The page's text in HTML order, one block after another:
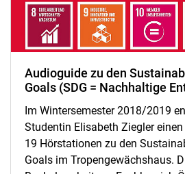
Audioguide zu den
Goals (SDG = Nachhaltige
Im Wintersemester 2018/2019
Studentin Elisabeth Ziegler
19 Hörstationen zu den
Goals im Tropengewächshaus.